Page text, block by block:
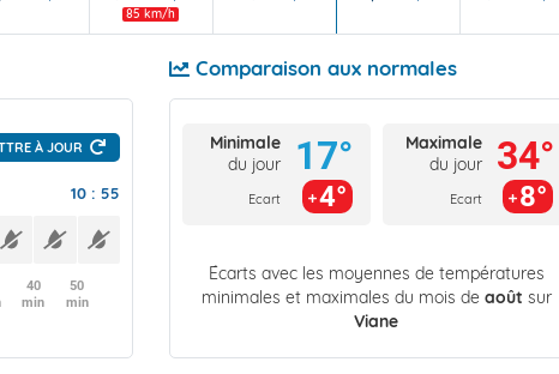
85 km/h
À JOUR
10 : 55
40
min
50
min
Comparaison aux normales
Minimale
du jour
Ecart
17°
4°
Maximale
du jour
Ecart
34°
8°
Écarts avec les moyennes de températures
minimales et maximales du mois de août sur
Viane